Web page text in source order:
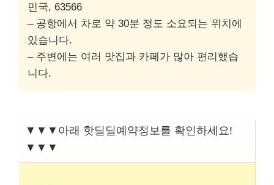
민국, 63566
– 공항에서 차로 약 30분 정도 소요되는 위치에
있습니다.
– 주변에는 여러 맛집과 카페가 많아 편리했습
니다.
▼▼▼아래 핫딜딜예약정보를 확인하세요!
▼▼▼